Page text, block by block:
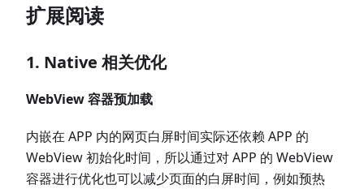
扩展阅读
1. Native 相关优化
WebView 容器预加载
内嵌在 APP 内的网页白屏时间实际还依赖 APP 的
WebView 初始化时间，所以通过对 APP 的 WebView
容器进行优化也可以减少页面的白屏时间，例如预热